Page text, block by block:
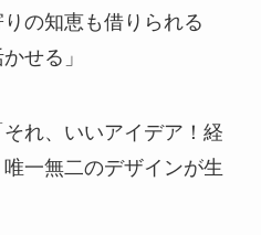
の知恵も借りられる
せる」
れ、いいアイデア！経
一無二のデザインが生